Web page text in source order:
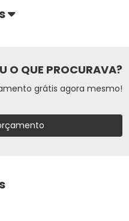
O QUE PROCURAVA?
grátis agora mesmo!